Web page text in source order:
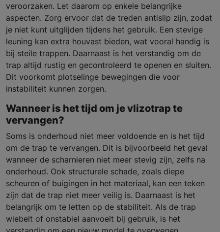
veroorzaken. Let daarom op enkele belangrijke
aspecten. Zorg ervoor dat de treden antislip zijn, zodat
je niet kunt uitglijden tijdens het gebruik. Een stevige
leuning kan extra houvast bieden, wat vooral handig is
bij steile trappen. Daarnaast is het verstandig om de
trap altijd rustig en gecontroleerd te openen en sluiten.
Dit voorkomt plotselinge bewegingen die voor
instabiliteit kunnen zorgen.
Wanneer is het tijd om je vlizotrap te
vervangen?
Soms is onderhoud niet meer voldoende en is het tijd
om de trap te vervangen. Dit is bijvoorbeeld het geval
wanneer de scharnieren niet meer stevig zijn, zelfs na
onderhoud. Ook structurele schade, zoals diepe
scheuren of buigingen in het materiaal, kan een teken
zijn dat de trap niet meer veilig is. Daarnaast is het
belangrijk om te letten op de stabiliteit. Als de trap
wiebelt of onstabiel aanvoelt bij gebruik, is het